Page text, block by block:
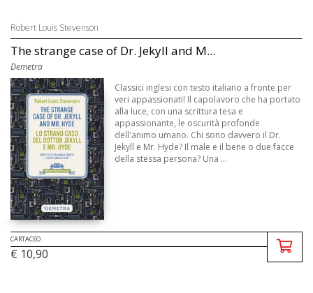
Robert Louis Stevenson
The strange case of Dr. Jekyll and M...
Demetra
Classici inglesi con testo italiano a fronte per
veri appassionati! Il capolavoro che ha portato
alla luce, con una scrittura tesa e
appassionante, le oscurità profonde
dell'animo umano. Chi sono davvero il Dr.
Jekyll e Mr. Hyde? Il male e il bene o due facce
della stessa persona? Una ...
CARTACEO
€ 10,90